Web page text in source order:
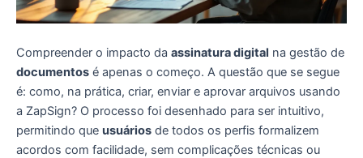
Compreender o impacto da assinatura digital na gestão de
documentos é apenas o começo. A questão que se segue
é: como, na prática, criar, enviar e aprovar arquivos usando
a ZapSign? O processo foi desenhado para ser intuitivo,
permitindo que usuários de todos os perfis formalizem
acordos com facilidade, sem complicações técnicas ou